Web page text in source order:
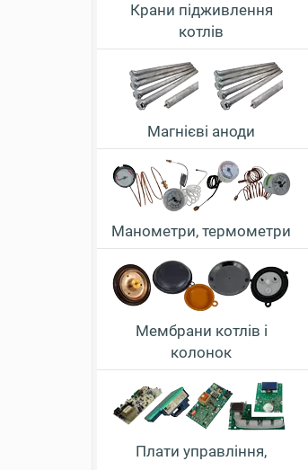
Крани підживлення
котлів
Магнієві аноди
Манометри, термометри
Мембрани котлів і
колонок
Плати управління,